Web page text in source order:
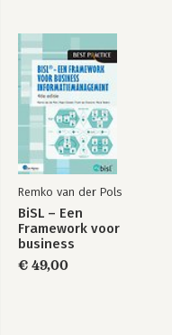
Remko van der Pols
BiSL – Een
Framework voor
business
€ 49,00